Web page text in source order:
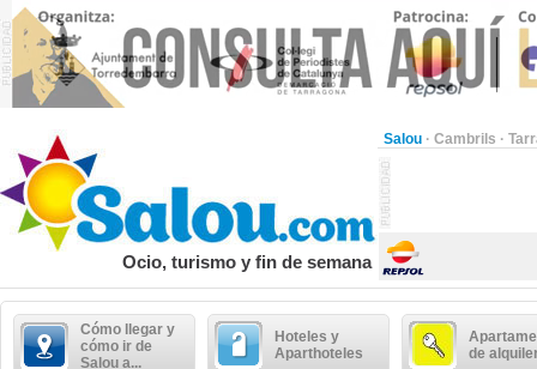
Salou · Cambrils ·
Ocio, turismo y fin de semana
Cómo llegar y
cómo ir de
Salou a...
Hoteles y
Aparthoteles
de